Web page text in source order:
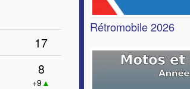
17
8
+9▲
Rétromobile 2026